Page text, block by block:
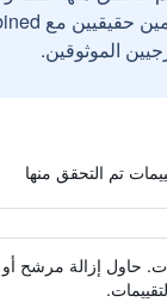
الموثوقين.
حاول إزالة مرشح أو